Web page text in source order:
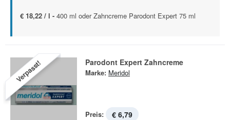
€ 18,22 / l - 400 ml oder Zahncreme Parodont Expert 75 ml
Verpasst! Parodont Expert Zahncreme
Marke: Meridol
Preis: € 6,79